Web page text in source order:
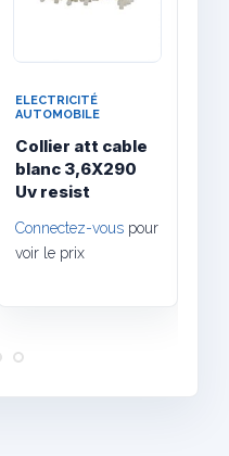
ELECTRICITÉ
AUTOMOBILE
Collier att cable
blanc 3,6X290
Uv resist
Connectez-vous pour
voir le prix